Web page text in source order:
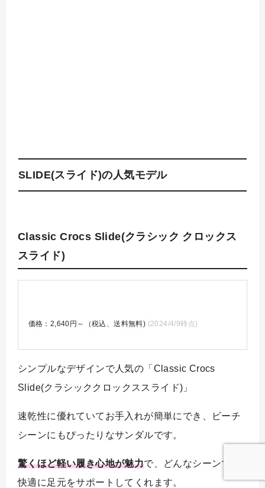
SLIDE(スライド)の人気モデル
Classic Crocs Slide(クラシック クロックス
スライド)
価格：2,640円～（税込、送料無料) (2024/4/9時点)
シンプルなデザインで人気の「Classic Crocs
Slide(クラシッククロックススライド)」
速乾性に優れていてお手入れが簡単にでき、ビーチ
シーンにもぴったりなサンダルです。
驚くほど軽い履き心地が魅力で、どんなシーンでも
快適に足元をサポートしてくれます。